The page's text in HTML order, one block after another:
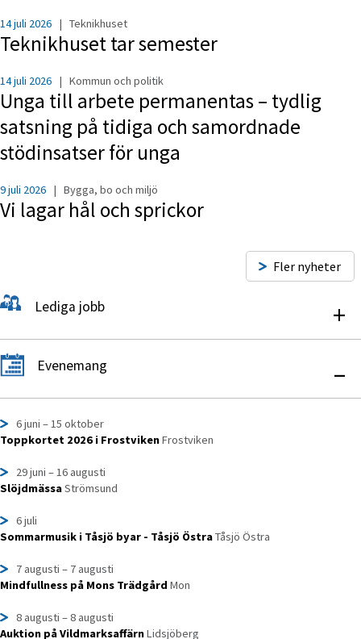
14 juli 2026 | Teknikhuset
Teknikhuset tar semester
14 juli 2026 | Kommun och politik
Unga till arbete permanentas – tydlig
satsning på tidiga och samordnade
stödinsatser för unga
9 juli 2026 | Bygga, bo och miljö
Vi lagar hål och sprickor
Fler nyheter
Lediga jobb +
Evenemang –
6 juni – 15 oktober
Toppkortet 2026 i FrostvikenFrostviken
29 juni – 16 augusti
SlöjdmässaStrömsund
6 juli
Sommarmusik i Tåsjö byar - Tåsjö ÖstraTåsjö Östra
7 augusti – 7 augusti
Mindfullness på Mons Trädgård Mon
8 augusti – 8 augusti
Auktion på VildmarksaffärnLidsjöberg